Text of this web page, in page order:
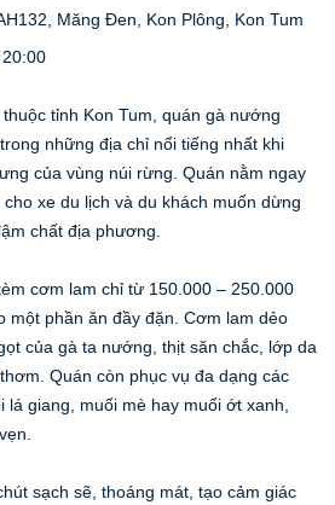
Măng Đen, Kon Plông, Kon Tum
tỉnh Kon Tum, quán gà nướng
những địa chỉ nổi tiếng nhất khi
của vùng núi rừng. Quán nằm ngay
xe du lịch và du khách muốn dừng
chất địa phương.
cơm lam chỉ từ 150.000 – 250.000
một phần ăn đầy đặn. Cơm lam dẻo
của gà ta nướng, thịt săn chắc, lớp da
Quán còn phục vụ đa dạng các
lá giang, muối mè hay muối ớt xanh,
sạch sẽ, thoáng mát, tạo cảm giác